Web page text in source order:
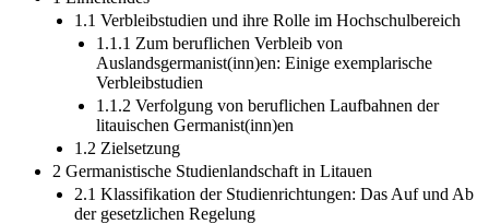
1.1 Verbleibstudien und ihre Rolle im Hochschulbereich
1.1.1 Zum beruflichen Verbleib von
Auslandsgermanist(inn)en: Einige exemplarische
Verbleibstudien
1.1.2 Verfolgung von beruflichen Laufbahnen der
litauischen Germanist(inn)en
1.2 Zielsetzung
2 Germanistische Studienlandschaft in Litauen
2.1 Klassifikation der Studienrichtungen: Das Auf und Ab
der gesetzlichen Regelung